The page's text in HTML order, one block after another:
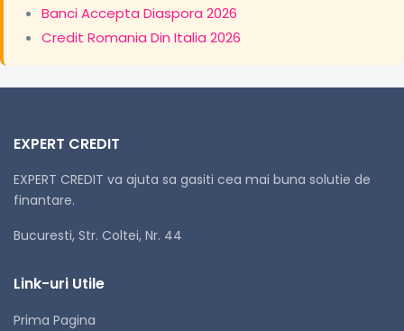
Banci Accepta Diaspora 2026
Credit Romania Din Italia 2026
EXPERT CREDIT
EXPERT CREDIT va ajuta sa gasiti cea mai buna solutie de
finantare.
Bucuresti, Str. Coltei, Nr. 44
Link-uri Utile
Prima Pagina